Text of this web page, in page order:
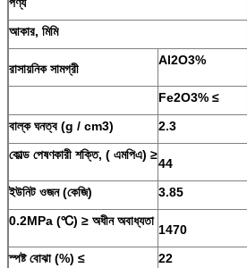
আকার, মিমি
রাসায়নিক সামগ্রী
Al2O3%
Fe2O3% ≤
বাল্ক ঘনত্ব (g / cm3)
2.3
কোল্ড পেষণকারী শক্তি, ( এমপিএ) ≥
44
ইউনিট ওজন (কেজি)
3.85
0.2MPa (℃) ≥ অধীন অবাধ্যতা
1470
স্পষ্ট বোঝা (%) ≤
22